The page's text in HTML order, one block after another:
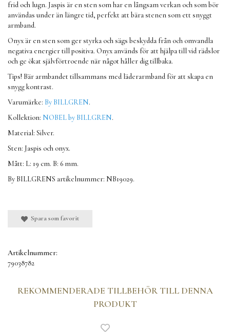
frid och lugn. Jaspis är en sten som har en långsam verkan och som bör
användas under än längre tid, perfekt att bära stenen som ett snyggt
armband.
Onyx är en sten som ger styrka och sägs beskydda från och omvandla
negativa energier till positiva. Onyx används för att hjälpa till vid rädslor
och ge ökat självförtroende när något håller dig tillbaka.
Tips! Bär armbandet tillsammans med läderarmband för att skapa en
snygg kontrast.
Varumärke: By BILLGREN.
Kollektion: NOBEL by BILLGREN.
Material: Silver.
Sten: Jaspis och onyx.
Mått: L: 19 cm. B: 6 mm.
By BILLGRENS artikelnummer: NB19029.
Spara som favorit
Artikelnummer:
79038782
REKOMMENDERADE TILLBEHÖR TILL DENNA
PRODUKT